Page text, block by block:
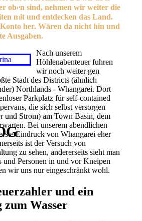
oben sind, nehmen wir weiter die
mit und entdecken das Land.
her. Wären da nicht hin und
Ausgaben.
Nach unserem
Höhlenabenteuer fuhren
wir noch weiter gen
Stadt des Districts (ähnlich
Northlands - Whangarei. Dort
Parkplatz für self-contained
die sich selbst versorgen
und Strom) am Town Basin, dem
Bei unserem abendlichen
Eindruck von Whangarei eher
ist der Versuch von
zu sehen, andererseits sieht man
Personen in und vor Kneipen
wir uns nur eingeschränkt wohl.
und ein
zum Wasser